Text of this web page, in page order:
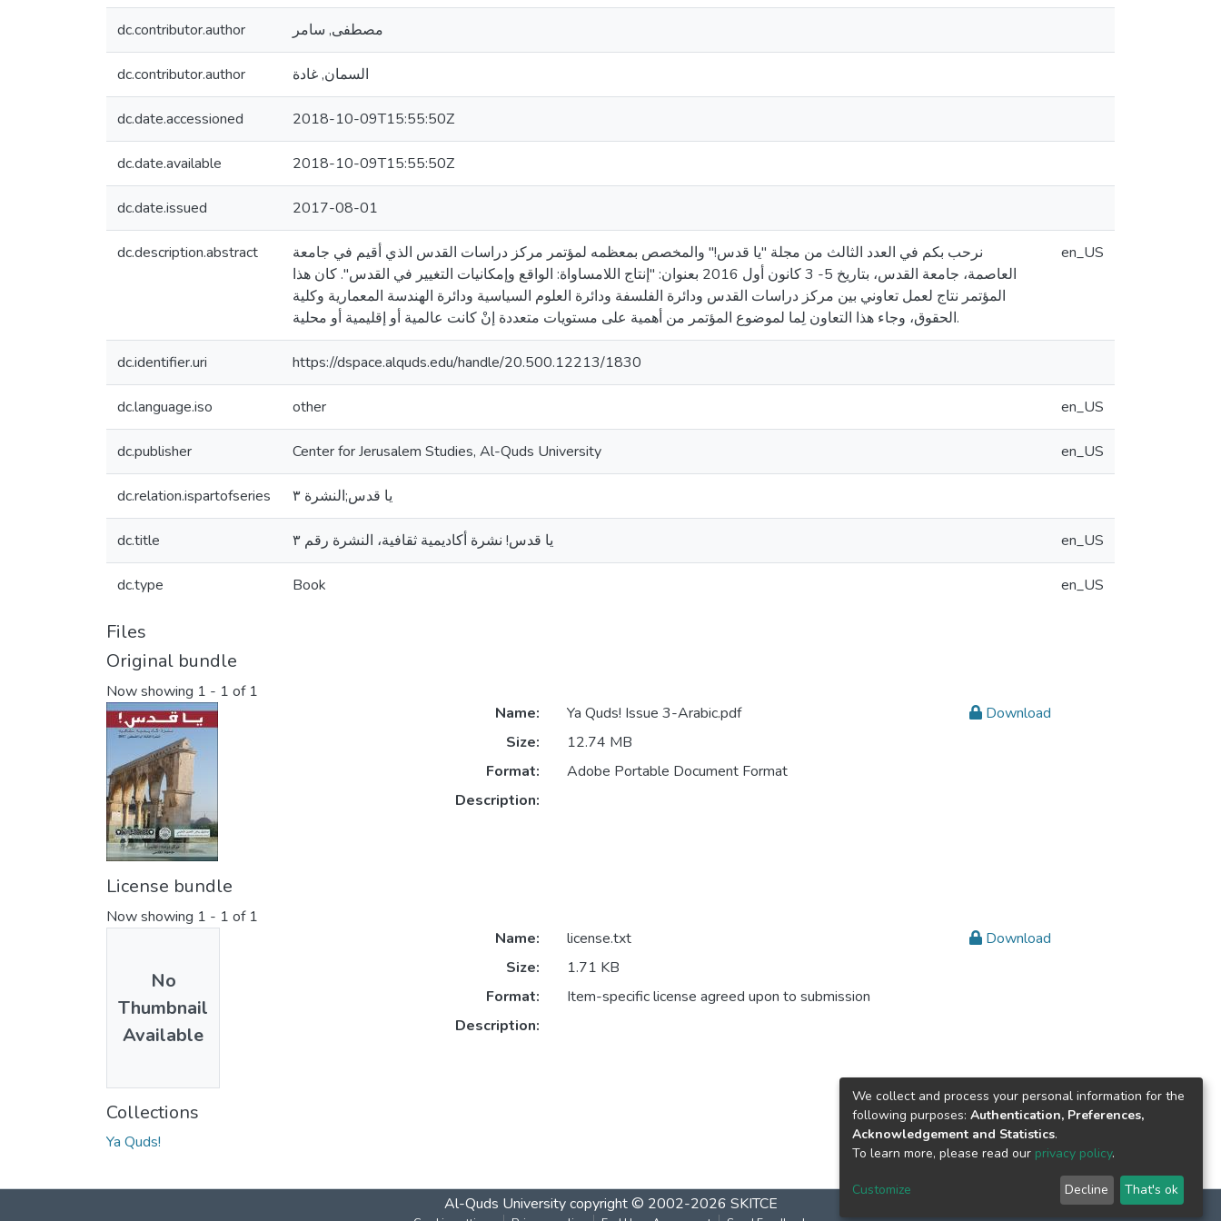
dc.contributor.author مصطفى, سامر
dc.contributor.author السمان, غادة
dc.date.accessioned 2018-10-09T15:55:50Z
dc.date.available 2018-10-09T15:55:50Z
dc.date.issued 2017-08-01
dc.description.abstract
نرحب بكم في العدد الثالث من مجلة "يا قدس!" والمخصص بمعظمه لمؤتمر مركز دراسات القدس الذي أقيم في جامعة
العاصمة، جامعة القدس، بتاريخ 5- 3 كانون أول 2016 بعنوان: "إنتاج اللامساواة: الواقع وإمكانيات التغيير في القدس". كان هذا
المؤتمر نتاج لعمل تعاوني بين مركز دراسات القدس ودائرة الفلسفة ودائرة العلوم السياسية ودائرة الهندسة المعمارية وكلية
الحقوق، وجاء هذا التعاون لِما لموضوع المؤتمر من أهمية على مستويات متعددة إنْ كانت عالمية أو إقليمية أو محلية.
en_US
dc.identifier.uri https://dspace.alquds.edu/handle/20.500.12213/1830
dc.language.iso other en_US
dc.publisher Center for Jerusalem Studies, Al-Quds University en_US
dc.relation.ispartofseries يا قدس;النشرة ٣
dc.title يا قدس! نشرة أكاديمية ثقافية، النشرة رقم ٣ en_US
dc.type Book en_US
Files
Original bundle
Now showing 1 - 1 of 1
Name:
Ya Quds! Issue 3-Arabic.pdf
Size:
12.74 MB
Format:
Adobe Portable Document Format
Description:
Download
License bundle
Now showing 1 - 1 of 1
No
Thumbnail
Available
Name:
license.txt
Size:
1.71 KB
Format:
Item-specific license agreed upon to submission
Description:
Download
Collections
Ya Quds!
Al-Quds Universitycopyright © 2002-2026 SKITCE
We collect and process your personal information for the
following purposes: Authentication, Preferences,
Acknowledgement and Statistics.
To learn more, please read our privacy policy.
Customize Decline That's ok